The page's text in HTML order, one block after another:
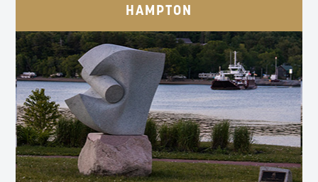
HAMPTON
SENTIERS PATRIMONIAUX, VUES SUR
LA RIVIÈRE ET PROMENADES EN
TRAVERSIER.
GrandBayWestfield.ca